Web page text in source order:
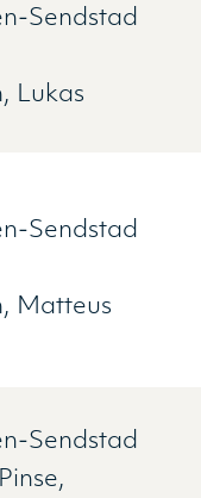
Sendstad
Lukas
Sendstad
Matteus
Sendstad
Pinse